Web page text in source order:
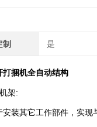
制 是
打捆机全自动结构
架:
其它工作部件，实现与